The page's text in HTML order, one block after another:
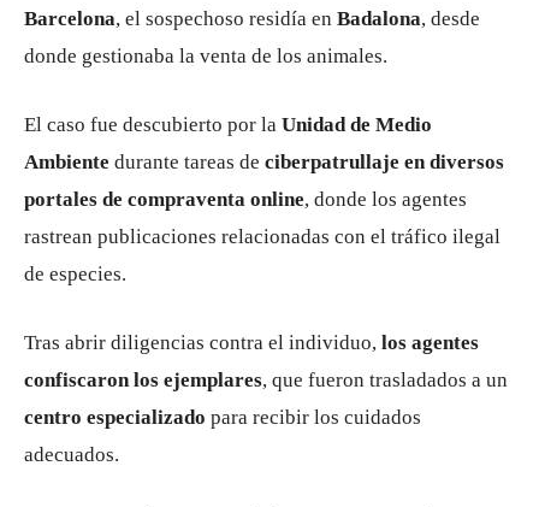
Barcelona, el sospechoso residía en Badalona, desde
donde gestionaba la venta de los animales.
El caso fue descubierto por la Unidad de Medio
Ambiente durante tareas de ciberpatrullaje en diversos
portales de compraventa online, donde los agentes
rastrean publicaciones relacionadas con el tráfico ilegal
de especies.
Tras abrir diligencias contra el individuo, los agentes
confiscaron los ejemplares, que fueron trasladados a un
centro especializado para recibir los cuidados
adecuados.